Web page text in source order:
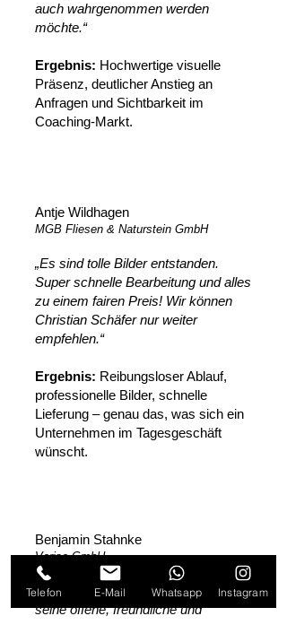
auch wahrgenommen werden
möchte.“‍
Ergebnis: Hochwertige visuelle
Präsenz, deutlicher Anstieg an
Anfragen und Sichtbarkeit im
Coaching-Markt.
Antje Wildhagen
MGB Fliesen & Naturstein GmbH
„Es sind tolle Bilder entstanden.
Super schnelle Bearbeitung und alles
zu einem fairen Preis! Wir können
Christian Schäfer nur weiter
empfehlen.“
‍Ergebnis: Reibungsloser Ablauf,
professionelle Bilder, schnelle
Lieferung – genau das, was sich ein
Unternehmen im Tagesgeschäft
wünscht.
Benjamin Stahnke
Verise GmbH
„Ich bin Christian sehr dankbar für
seine offene, freundliche und
Telefon E-Mail Whatsapp Instagram